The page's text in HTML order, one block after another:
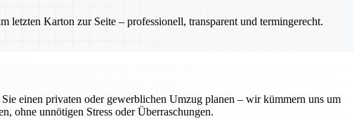
letzten Karton zur Seite – professionell, transparent und termingerecht.
einen privaten oder gewerblichen Umzug planen – wir kümmern uns um
ohne unnötigen Stress oder Überraschungen.